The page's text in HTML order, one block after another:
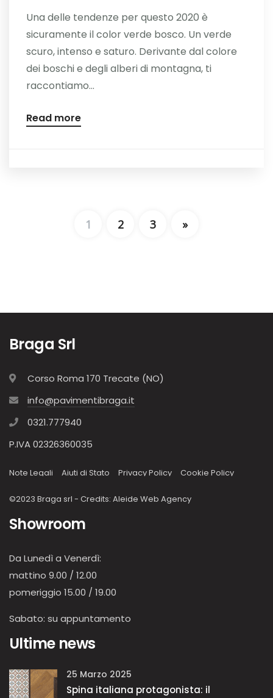
Una delle tendenze per questo 2020 è
sicuramente il color verde bosco. Un verde
scuro, intenso e saturo. Derivante dal colore
dei boschi e degli alberi di montagna, ti
raccontiamo...
Read more
1 2 3 »
Braga Srl
Corso Roma 170 Trecate (NO)
info@pavimentibraga.it
0321.777940
P.IVA 02326360035
Note Legali Aiuti di Stato Privacy Policy Cookie Policy
©2023 Braga srl - Credits: Aleide Web Agency
Showroom
Da Lunedì a Venerdì:
mattino 9.00 / 12.00
pomeriggio 15.00 / 19.00
Sabato: su appuntamento
Ultime news
25 Marzo 2025
Spina italiana protagonista: il